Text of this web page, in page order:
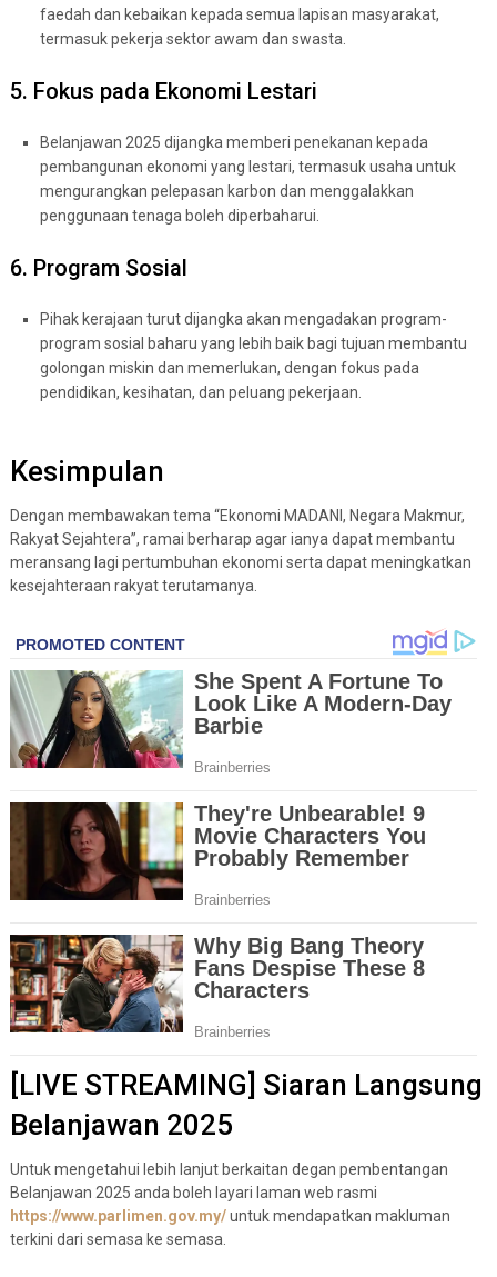
faedah dan kebaikan kepada semua lapisan masyarakat,
termasuk pekerja sektor awam dan swasta.
5. Fokus pada Ekonomi Lestari
Belanjawan 2025 dijangka memberi penekanan kepada
pembangunan ekonomi yang lestari, termasuk usaha untuk
mengurangkan pelepasan karbon dan menggalakkan
penggunaan tenaga boleh diperbaharui.
6. Program Sosial
Pihak kerajaan turut dijangka akan mengadakan program-
program sosial baharu yang lebih baik bagi tujuan membantu
golongan miskin dan memerlukan, dengan fokus pada
pendidikan, kesihatan, dan peluang pekerjaan.
Kesimpulan
Dengan membawakan tema “Ekonomi MADANI, Negara Makmur,
Rakyat Sejahtera”, ramai berharap agar ianya dapat membantu
meransang lagi pertumbuhan ekonomi serta dapat meningkatkan
kesejahteraan rakyat terutamanya.
[LIVE STREAMING] Siaran Langsung
Belanjawan 2025
Untuk mengetahui lebih lanjut berkaitan degan pembentangan
Belanjawan 2025 anda boleh layari laman web rasmi
https://www.parlimen.gov.my/untuk mendapatkan makluman
terkini dari semasa ke semasa.